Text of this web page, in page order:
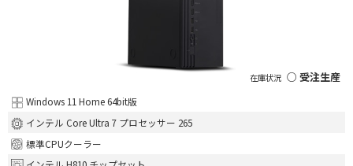
○ 受注生産
Windows 11 Home 64bit版
インテル Core Ultra 7 プロセッサー 265
標準CPUクーラー